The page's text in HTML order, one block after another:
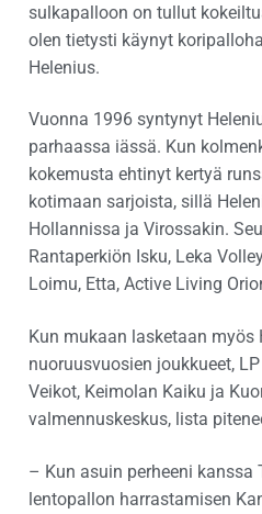
sulkapalloon on tullut
olen tietysti käynyt
Helenius.
Vuonna 1996 syntynyt
parhaassa iässä. Kun
kokemusta ehtinyt kertyä
kotimaan sarjoista, sillä
Hollannissa ja Virossakin.
Rantaperkiön Isku, Leka
Loimu, Etta, Active Living
Kun mukaan lasketaan myös
nuoruusvuosien joukkueet,
Veikot, Keimolan Kaiku ja
valmennuskeskus, lista
– Kun asuin perheeni kanssa
lentopallon harrastamisen